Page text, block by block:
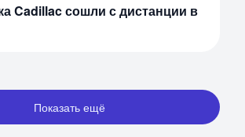
Cadillac сошли с дистанции в
Показать ещё